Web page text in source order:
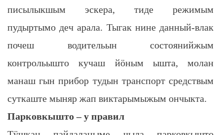
писылыкшым эскера, тиде режимым
пудыртымо деч арала. Тыгак нине данный-влак
почеш водительын состоянийжым
контрольышто кучаш йӧным ышта, молан
манаш гын прибор тудын транспорт средствым
суткаште мыняр жап виктарымыжым ончыкта.
Парковкышто – у правил